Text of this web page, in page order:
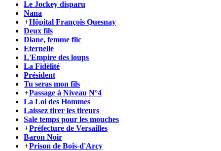
Le Jockey disparu
Nana
+Hôpital François Quesnay
Deux fils
Diane, femme flic
Eternelle
L'Empire des loups
La Fidèlité
Président
Tu seras mon fils
+Passage à Niveau N°4
La Loi des Hommes
Laissez tirer les tireurs
Sale temps pour les mouches
+Préfecture de Versailles
Baron Noir
+Prison de Bois-d'Arcy